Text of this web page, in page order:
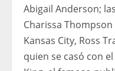
Abigail Anderson;
Charissa
Kansas City, Ross
quien se casó con